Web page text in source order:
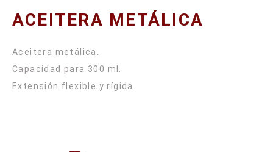
ACEITERA METÁLICA
Aceitera metálica.
Capacidad para 300 ml.